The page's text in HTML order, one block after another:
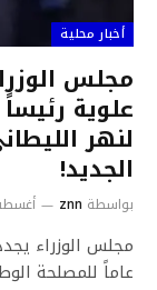
أخبار محلية
مجلس
علوية
لنهر
الجديد!
بواسطة znn أغسطس 7,
مجلس الوزراء
عاماً للمصلحة